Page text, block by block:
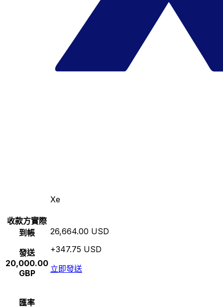
Xe
收款方實際
到帳
發送
20,000.00
GBP
26,664.00 USD
+347.75 USD
立即發送
匯率